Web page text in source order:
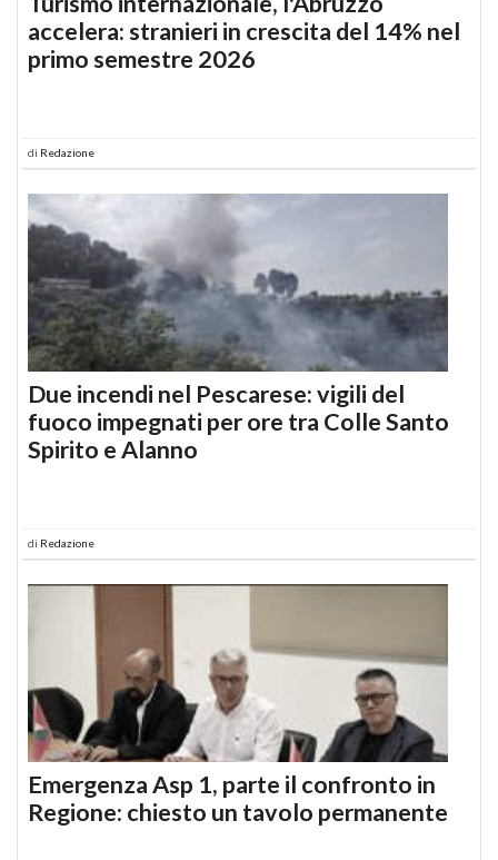
accelera: stranieri in crescita del 14% nel
primo semestre 2026
di Redazione
Due incendi nel Pescarese: vigili del
fuoco impegnati per ore tra Colle Santo
Spirito e Alanno
di Redazione
Emergenza Asp 1, parte il confronto in
Regione: chiesto un tavolo permanente